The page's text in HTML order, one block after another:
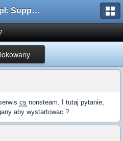
AMXX.pl: Support AMX Mod X i SourceMod
cs nonsteam. I tutaj pytanie,
aby wystartowac ?